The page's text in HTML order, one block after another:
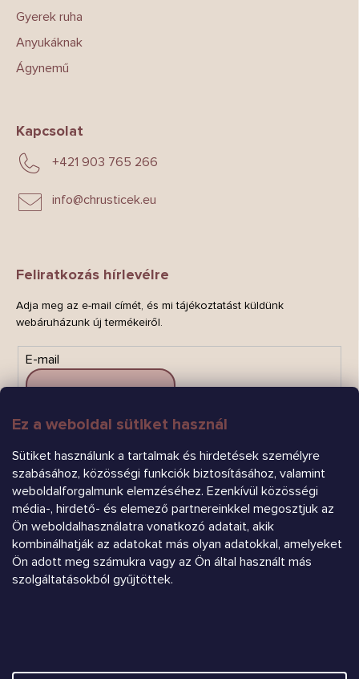
Ez a weboldal sütiket használ
Sütiket használunk a tartalmak és hirdetések személyre
szabásához, közösségi funkciók biztosításához, valamint
weboldalforgalmunk elemzéséhez. Ezenkívül közösségi
média-, hirdető- és elemező partnereinkkel megosztjuk az
Ön weboldalhasználatra vonatkozó adatait, akik
kombinálhatják az adatokat más olyan adatokkal, amelyeket
Ön adott meg számukra vagy az Ön által használt más
szolgáltatásokból gyűjtöttek.
Gyerek ruha
Anyukáknak
Ágynemű
Kapcsolat
info@chrusticek.eu
+421 903 765 266
Feliratkozás hírlevélre
Adja meg az e-mail címét, és mi tájékoztatást küldünk
webáruházunk új termékeiről.
E-mail
FELIRATKOZÁS
Árukereső.hu